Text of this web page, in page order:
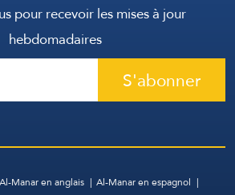
pour recevoir les mises à jour
hebdomadaires
S'abonner
Al-Manar en anglais
Al-Manar en espagnol